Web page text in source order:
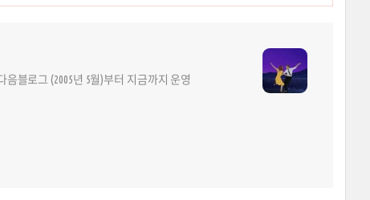
블로그 (2005년 5월)부터 지금까지 운영